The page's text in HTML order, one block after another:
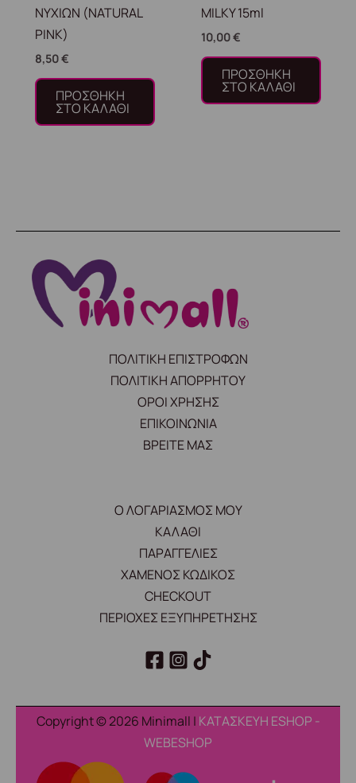
ΝΥΧΙΩΝ (NATURAL
PINK)
8,50€
ΠΡΟΣΘΉΚΗ
ΣΤΟ ΚΑΛΆΘΙ
MILKY 15ml
10,00€
ΠΡΟΣΘΉΚΗ
ΣΤΟ ΚΑΛΆΘΙ
ΠΟΛΙΤΙΚΗ ΕΠΙΣΤΡΟΦΩΝ
ΠΟΛΙΤΙΚΗ ΑΠΟΡΡΗΤΟΥ
ΟΡΟΙ ΧΡΗΣΗΣ
ΕΠΙΚΟΙΝΩΝΙΑ
ΒΡΕΙΤΕ ΜΑΣ
Ο ΛΟΓΑΡΙΑΣΜΟΣ ΜΟΥ
ΚΑΛΑΘΙ
ΠΑΡΑΓΓΕΛΙΕΣ
ΧΑΜΕΝΟΣ ΚΩΔΙΚΟΣ
CHECKOUT
ΠΕΡΙΟΧΕΣ ΕΞΥΠΗΡΕΤΗΣΗΣ
Copyright © 2026 Minimall | ΚΑΤΑΣΚΕΥΗ ESHOP -
WEBESHOP